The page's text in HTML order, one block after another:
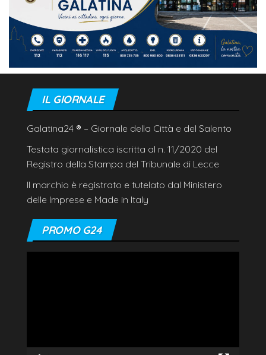
IL GIORNALE
Galatina24 ® – Giornale della Città e del Salento
Testata giornalistica iscritta al n. 11/2020 del
Registro della Stampa del Tribunale di Lecce
Il marchio è registrato e tutelato dal Ministero
delle Imprese e Made in Italy
PROMO G24